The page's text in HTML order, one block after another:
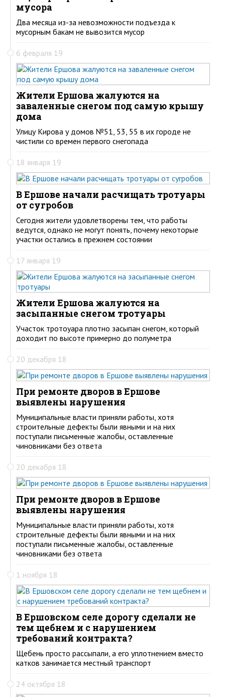
мусора
Два месяца из-за невозможности подъезда к
мусорным бакам не вывозится мусор
6 февраля 19
Жители Ершова жалуются на
заваленные снегом под самую крышу
дома
Улицу Кирова у домов №51, 53, 55 в их городе не
чистили со времен первого снегопада
18 января 19
В Ершове начали расчищать тротуары
от сугробов
Сегодня жители удовлетворены тем, что работы
ведутся, однако не могут понять, почему некоторые
участки остались в прежнем состоянии
17 января 19
Жители Ершова жалуются на
засыпанные снегом тротуары
Участок тротоуара плотно засыпан снегом, который
доходит по высоте примерно до полуметра
20 декабря 18
При ремонте дворов в Ершове
выявлены нарушения
Муниципальные власти приняли работы, хотя
строительные дефекты были явными и на них
поступали письменные жалобы, оставленные
чиновниками без ответа
20 декабря 18
При ремонте дворов в Ершове
выявлены нарушения
Муниципальные власти приняли работы, хотя
строительные дефекты были явными и на них
поступали письменные жалобы, оставленные
чиновниками без ответа
1 ноября 18
В Ершовском селе дорогу сделали не
тем щебнем и с нарушением
требований контракта?
Щебень просто рассыпали, а его уплотнением вместо
катков занимается местный транспорт
24 октября 18